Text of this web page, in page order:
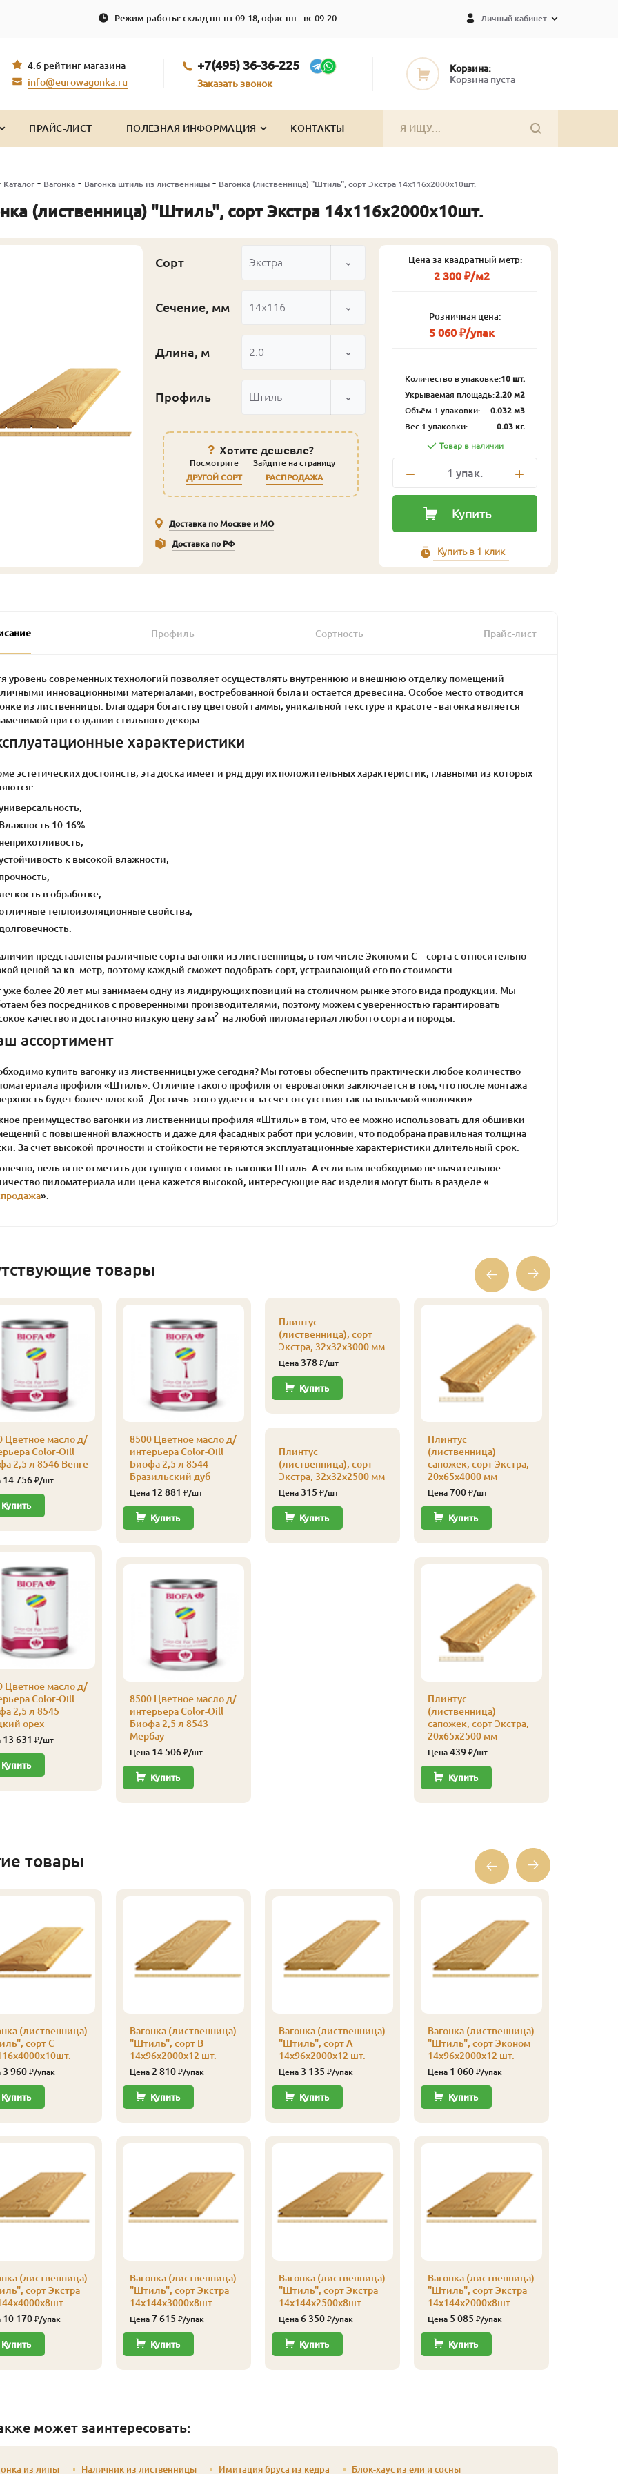
Режим работы: склад пн-пт 09-18, офис пн - вс 09-20 Личный кабинет
4.6 рейтинг магазина
info@eurowagonka.ru
+7(495) 36-36-225
Заказать звонок
Корзина:
Корзина пуста
ПРАЙС-ЛИСТ ПОЛЕЗНАЯ ИНФОРМАЦИЯ КОНТАКТЫ
Каталог- Вагонка- Вагонка штиль из лиственницы- Вагонка (лиственница) "Штиль", сорт Экстра 14х116х2000х10шт.
(лиственница) "Штиль", сорт Экстра 14х116х2000х10шт.
Сорт Экстра
Сечение, мм 14x116
Длина, м 2.0
Профиль Штиль
Хотите дешевле?
Посмотрите
ДРУГОЙ СОРТ
Зайдите на страницу
РАСПРОДАЖА
Доставка по Москве и МО
Доставка по РФ
Цена за квадратный метр:
2 300 ₽/м2
Розничная цена:
5 060 ₽/упак
Количество в упаковке:10 шт.
Укрываемая площадь:2.20 м2
Объём 1 упаковки:
0.032 м3
Вес 1 упаковки:
0.03 кг.
Товар в наличии
1 упак.
Купить
Купить в 1 клик
Профиль Сортность Прайс-лист
уровень современных технологий позволяет осуществлять внутреннюю и внешнюю отделку помещений
инновационными материалами, востребованной была и остается древесина. Особое место отводится
из лиственницы. Благодаря богатству цветовой гаммы, уникальной текстуре и красоте - вагонка является
при создании стильного декора.
характеристики
эстетических достоинств, эта доска имеет и ряд других положительных характеристик, главными из которых
Влажность 10-16%
неприхотливость,
к высокой влажности,
прочность,
в обработке,
теплоизоляционные свойства,
долговечность.
представлены различные сорта вагонки из лиственницы, в том числе Эконом и С – сорта с относительно
ценой за кв. метр, поэтому каждый сможет подобрать сорт, устраивающий его по стоимости.
уже более 20 лет мы занимаем одну из лидирующих позиций на столичном рынке этого вида продукции. Мы
без посредников с проверенными производителями, поэтому можем с уверенностью гарантировать
качество и достаточно низкую цену за м2. на любой пиломатериал любогго сорта и породы.
ассортимент
купить вагонку из лиственницы уже сегодня? Мы готовы обеспечить практически любое количество
профиля «Штиль». Отличие такого профиля от евровагонки заключается в том, что после монтажа
будет более плоской. Достичь этого удается за счет отсутствия так называемой «полочки».
преимущество вагонки из лиственницы профиля «Штиль» в том, что ее можно использовать для обшивки
с повышенной влажность и даже для фасадных работ при условии, что подобрана правильная толщина
За счет высокой прочности и стойкости не теряются эксплуатационные характеристики длительный срок.
нельзя не отметить доступную стоимость вагонки Штиль. А если вам необходимо незначительное
пиломатериала или цена кажется высокой, интересующие вас изделия могут быть в разделе «
».
товары
Цветное масло д/
Color-Oill
2,5 л 8546 Венге
14 756₽/шт
Купить
Цветное масло д/
Color-Oill
2,5 л 8545
орех
13 631 ₽/шт
Купить
8500 Цветное масло д/
интерьера Color-Oill
Биофа 2,5 л 8544
Бразильский дуб
Цена 12 881 ₽/шт
Купить
8500 Цветное масло д/
интерьера Color-Oill
Биофа 2,5 л 8543
Мербау
Цена 14 506₽/шт
Купить
Плинтус
(лиственница), сорт
Экстра, 32х32х3000 мм
Цена 378₽/шт
Купить
Плинтус
(лиственница), сорт
Экстра, 32х32х2500 мм
Цена 315 ₽/шт
Купить
Плинтус
(лиственница)
сапожек, сорт Экстра,
20х65х4000 мм
Цена 700₽/шт
Купить
Плинтус
(лиственница)
сапожек, сорт Экстра,
20х65х2500 мм
Цена 439₽/шт
Купить
товары
(лиственница)
сорт С
3 960₽/упак
Купить
(лиственница)
сорт Экстра
10 170₽/упак
Купить
Вагонка (лиственница)
"Штиль", сорт В
14х96х2000х12 шт.
Цена 2 810₽/упак
Купить
Вагонка (лиственница)
"Штиль", сорт Экстра
14х144х3000х8шт.
Цена 7 615 ₽/упак
Купить
Вагонка (лиственница)
"Штиль", сорт А
14х96х2000х12 шт.
Цена 3 135 ₽/упак
Купить
Вагонка (лиственница)
"Штиль", сорт Экстра
14х144х2500х8шт.
Цена 6 350₽/упак
Купить
Вагонка (лиственница)
"Штиль", сорт Эконом
14х96х2000х12 шт.
Цена 1 060₽/упак
Купить
Вагонка (лиственница)
"Штиль", сорт Экстра
14х144х2000х8шт.
Цена 5 085 ₽/упак
Купить
может заинтересовать:
из липы Наличник из лиственницы Имитация бруса из кедра Блок-хаус из ели и сосны